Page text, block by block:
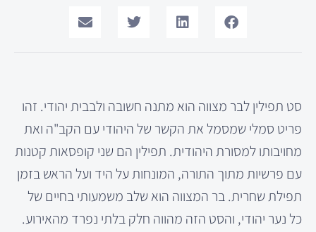
סט תפילין לבר מצווה הוא מתנה חשובה ולבבית יהודי. זהו
פריט סמלי שמסמל את הקשר של היהודי עם הקב"ה ואת
מחויבותו למסורת היהודית. תפילין הם שני קופסאות קטנות
עם פרשיות מתוך התורה, המונחות על היד ועל הראש בזמן
תפילת שחרית. בר המצווה הוא שלב משמעותי בחיים של
כל נער יהודי, והסט הזה מהווה חלק בלתי נפרד מהאירוע.